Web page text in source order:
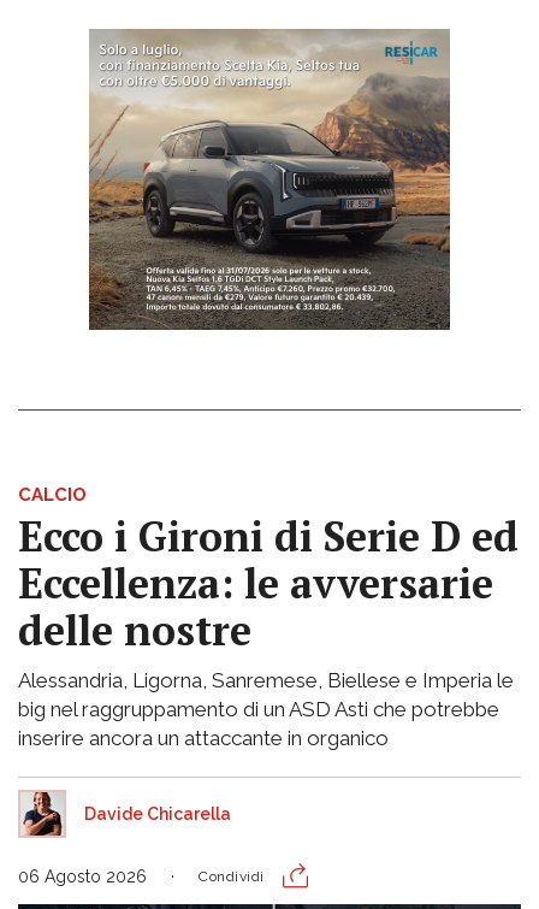
CALCIO
Ecco i Gironi di Serie D ed
Eccellenza: le avversarie
delle nostre
Alessandria, Ligorna, Sanremese, Biellese e Imperia le
big nel raggruppamento di un ASD Asti che potrebbe
inserire ancora un attaccante in organico
Davide Chicarella
06 Agosto 2026 Condividi